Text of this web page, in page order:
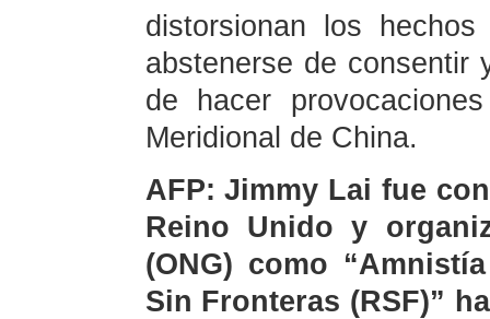
distorsionan los
abstenerse de consentir
de hacer
Meridional de China.
AFP: Jimmy Lai fue
Reino Unido y
(ONG) como
Sin Fronteras (RSF)”